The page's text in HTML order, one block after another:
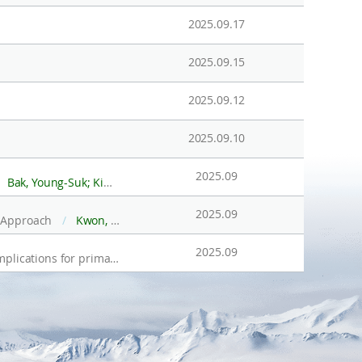
2025.09.17
2025.09.15
2025.09.12
2025.09.10
Bak, Young-Suk; Kim, Sunghan; Yoo, Kyu-Cheul; Lee, Jae Il; Lee, Min Kyung; Ha, Sangbeom 2025.09
/ Kwon, Young Shin; Rhee, Tae Siek 2025.09
Insights into the year-round vertical distribution of chlorophyll concentration in high-latitude Arctic Ocean: implications for primary production / Park, Jisoo; Ko Eunho; Cho,
2025.09